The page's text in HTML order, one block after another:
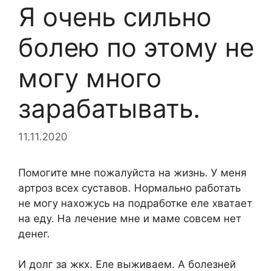
Я очень сильно
болею по этому не
могу много
зарабатывать.
11.11.2020
Помогите мне пожалуйста на жизнь. У меня
артроз всех суставов. Нормально работать
не могу нахожусь на подработке еле хватает
на еду. На лечение мне и маме совсем нет
денег.
И долг за жкх. Еле выживаем. А болезней